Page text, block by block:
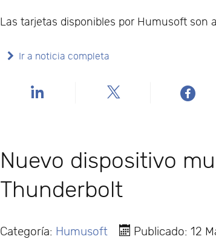
Las tarjetas disponibles por Humusoft son
Ir a noticia completa
Nuevo dispositivo
Thunderbolt
Categoría: Humusoft Publicado: 12